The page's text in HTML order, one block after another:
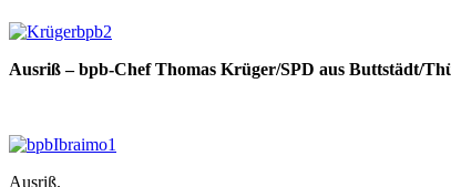
Ausriß – bpb-Chef Thomas Krüger/SPD aus Buttstädt/
Ausriß.